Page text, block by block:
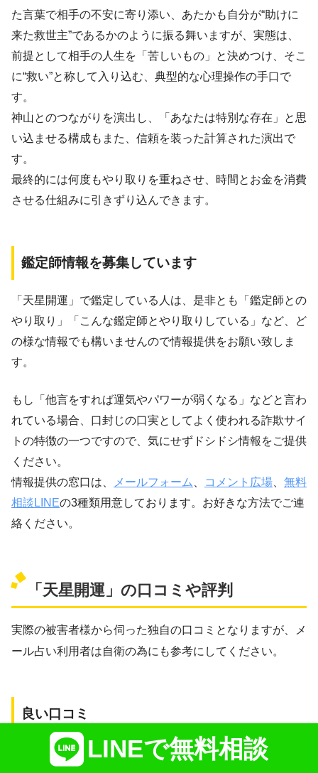
た言葉で相手の不安に寄り添い、あたかも自分が“助けに
来た救世主”であるかのように振る舞いますが、実態は、
前提として相手の人生を「苦しいもの」と決めつけ、そこ
に“救い”と称して入り込む、典型的な心理操作の手口で
す。
神山とのつながりを演出し、「あなたは特別な存在」と思
い込ませる構成もまた、信頼を装った計算された演出で
す。
最終的には何度もやり取りを重ねさせ、時間とお金を消費
させる仕組みに引きずり込んできます。
鑑定師情報を募集しています
「天星開運」で鑑定している人は、是非とも「鑑定師との
やり取り」「こんな鑑定師とやり取りしている」など、ど
の様な情報でも構いませんので情報提供をお願い致しま
す。
もし「他言をすれば運気やパワーが弱くなる」などと言わ
れている場合、口封じの口実としてよく使われる詐欺サイ
トの特徴の一つですので、気にせずドシドシ情報をご提供
ください。
情報提供の窓口は、
メールフォーム コメント広場
無料
相談LINEの3種類用意しております。お好きな方法でご連
絡ください。
「天星開運」の口コミや評判
実際の被害者様から伺った独自の口コミとなりますが、メ
ール占い利用者は自衛の為にも参考にしてください。
良い口コミ
心優しい利用者様から寄せられた口コミを2つ紹介しま
LINEで無料相談